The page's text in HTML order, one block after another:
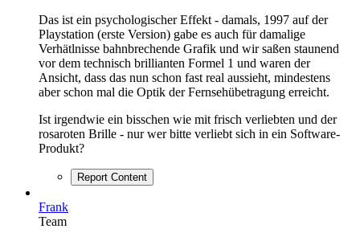
Das ist ein psychologischer Effekt - damals, 1997 auf der
Playstation (erste Version) gabe es auch für damalige
Verhätlnisse bahnbrechende Grafik und wir saßen staunend
vor dem technisch brillianten Formel 1 und waren der
Ansicht, dass das nun schon fast real aussieht, mindestens
aber schon mal die Optik der Fernsehübetragung erreicht.
Ist irgendwie ein bisschen wie mit frisch verliebten und der
rosaroten Brille - nur wer bitte verliebt sich in ein Software-
Produkt?
Report Content
Frank
Team